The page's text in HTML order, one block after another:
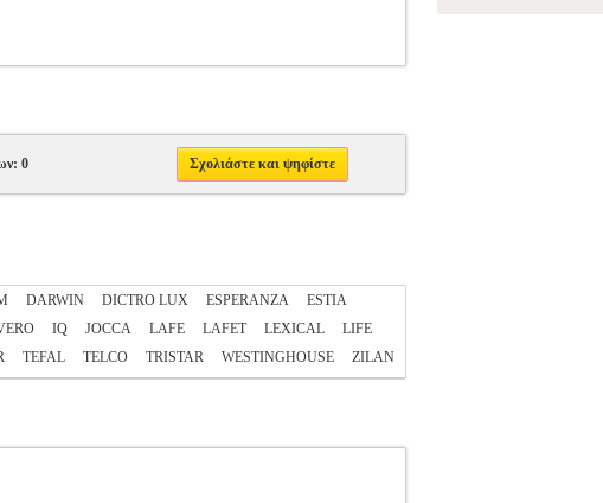
0 Σχολιάστε και ψηφίστε
DARWIN DICTRO LUX ESPERANZA
ESTIA
IQ JOCCA LAFE LAFET LEXICAL
LIFE
TEFAL TELCO TRISTAR WESTINGHOUSE ZILAN